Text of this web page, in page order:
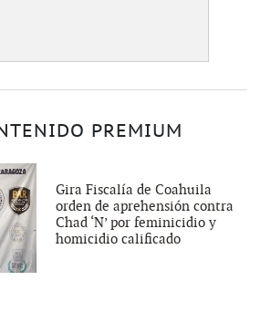
PREMIUM
Gira Fiscalía de Coahuila
orden de aprehensión contra
Chad ‘N’ por feminicidio y
homicidio calificado